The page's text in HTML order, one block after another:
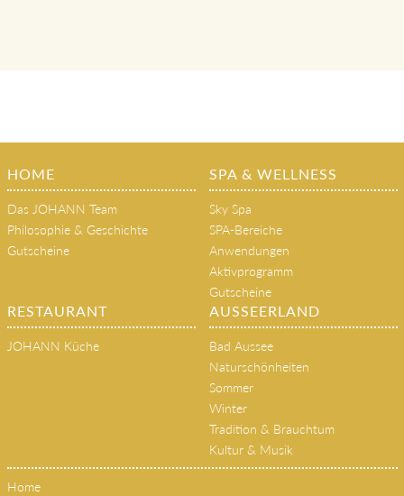
HOME
Das JOHANN Team
Philosophie & Geschichte
Gutscheine
SPA & WELLNESS
Sky Spa
SPA-Bereiche
Anwendungen
Aktivprogramm
Gutscheine
RESTAURANT
JOHANN Küche
AUSSEERLAND
Bad Aussee
Naturschönheiten
Sommer
Winter
Tradition & Brauchtum
Kultur & Musik
Home